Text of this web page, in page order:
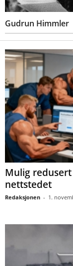
Gudrun Himmler
Mulig
nettstedet
Redaksjonen - 1.